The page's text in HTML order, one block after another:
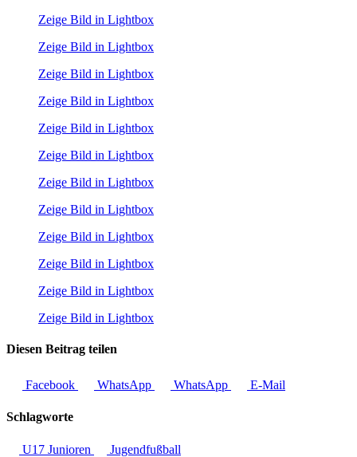
Zeige Bild in Lightbox
Zeige Bild in Lightbox
Zeige Bild in Lightbox
Zeige Bild in Lightbox
Zeige Bild in Lightbox
Zeige Bild in Lightbox
Zeige Bild in Lightbox
Zeige Bild in Lightbox
Zeige Bild in Lightbox
Zeige Bild in Lightbox
Zeige Bild in Lightbox
Zeige Bild in Lightbox
Diesen Beitrag teilen
Facebook WhatsApp WhatsApp E-Mail
Schlagworte
U17 Junioren Jugendfußball